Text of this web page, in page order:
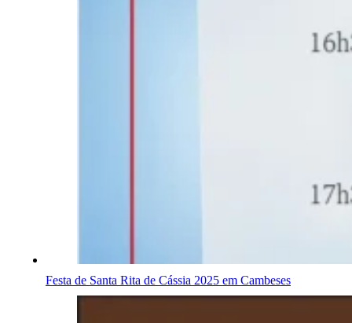
Festa de Santa Rita de Cássia 2025 em Cambeses